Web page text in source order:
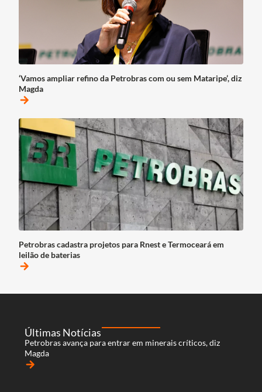
‘Vamos ampliar refino da Petrobras com ou sem Mataripe’, diz
Magda
arrow_forward
Petrobras cadastra projetos para Rnest e Termoceará em
leilão de baterias
arrow_forward
Últimas Notícias
Petrobras avança para entrar em minerais críticos, diz
Magda
arrow_forward